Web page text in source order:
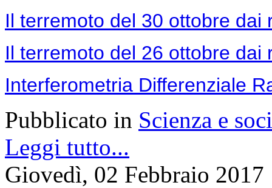
Il terremoto del 30 ottobre dai
Il terremoto del 26 ottobre dai
Interferometria Differenziale
Pubblicato in Scienza e
Leggi tutto...
Giovedì, 02 Febbraio 2017